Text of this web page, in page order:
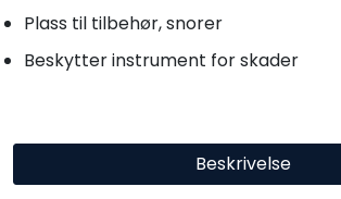
Plass til tilbehør, snorer
Beskytter instrument for skader
Beskrivelse